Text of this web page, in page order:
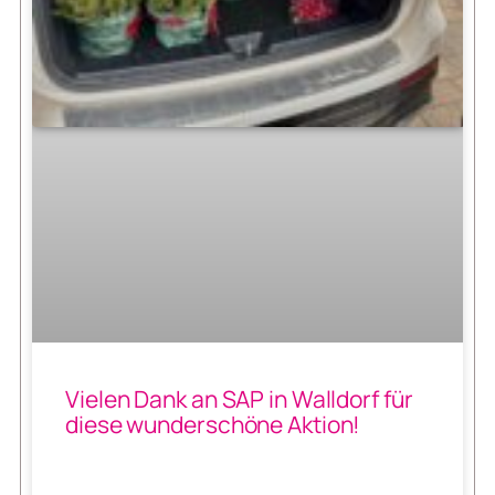
Vielen Dank an SAP in Walldorf für
diese wunderschöne Aktion!